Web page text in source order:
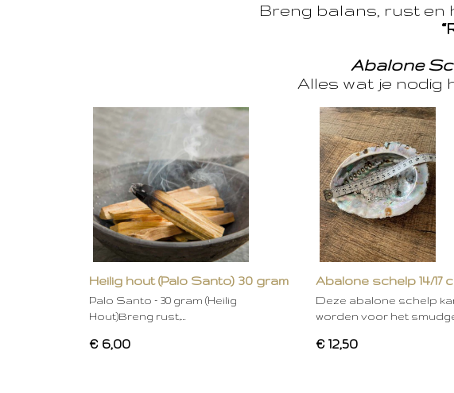
Breng balans, rust en
Abalone
Alles wat je nodig
Heilig hout (Palo Santo) 30 gram
Palo Santo – 30 gram (Heilig
Hout)Breng rust,…
€ 6,00
Abalone schelp 14/17
Deze abalone schelp
worden voor het
€ 12,50